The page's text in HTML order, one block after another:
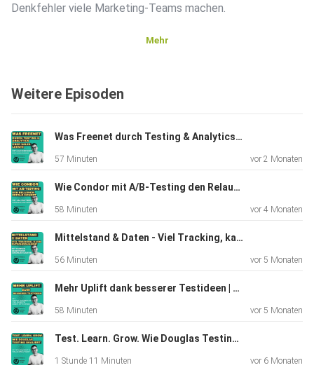
Denkfehler viele Marketing-Teams machen.
* Wieso Retargeting heute kaum noch funktioniert
* Welche Rolle In-App Browser und Consent spielen
* Warum Google und Meta nicht vergleichbar sind
* Wie du Meta Ads trotzdem richtig bewertest
Wichtigster Takeaway:
Tracking ist nicht gleich Wahrheit.
korrekt
gemessen. Wer nur auf klassische Attribution schaut, trifft
Mehr
Weitere Episoden
Was Freenet durch Testing & Analytics über Sales lernte | mit Liam Kirchner
57 Minuten vor 2 Monaten
Wie Condor mit A/B-Testing den Relaunch-Erfolg sichert
58 Minuten vor 4 Monaten
Mittelstand & Daten - Viel Tracking, kaum Entscheidungen? | mit Thomas Gerstmann
56 Minuten vor 5 Monaten
Mehr Uplift dank besserer Testideen | mit Marco Wunderlich
58 Minuten vor 5 Monaten
Test. Learn. Grow. Wie Douglas Testing skaliert | Mit Stane Zabot & Niklas Bräutigam
1 Stunde 11 Minuten vor 6 Monaten